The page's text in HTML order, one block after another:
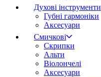
Духові інструменти
Губні гармоніки
Аксесуари
Смичкові
Скрипки
Альти
Віолончелі
Аксесуари